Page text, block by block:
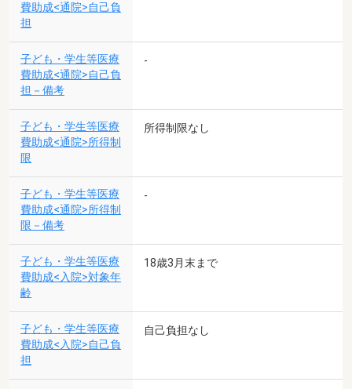
費助成<通院>自己負
担
子ども・学生等医療
費助成<通院>自己負
担－備考
-
子ども・学生等医療
費助成<通院>所得制
限
所得制限なし
子ども・学生等医療
費助成<通院>所得制
限－備考
-
子ども・学生等医療
費助成<入院>対象年
齢
18歳3月末まで
子ども・学生等医療
費助成<入院>自己負
担
自己負担なし